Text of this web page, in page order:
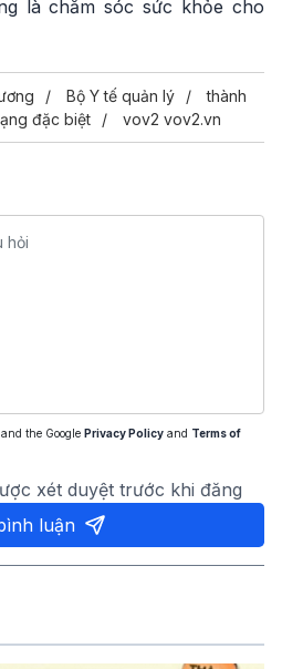
là chăm sóc sức khỏe cho
Bộ Y tế quản lý
thành
đặc biệt vov2 vov2.vn
the Google Privacy Policy and Terms of
xét duyệt trước khi đăng
luận